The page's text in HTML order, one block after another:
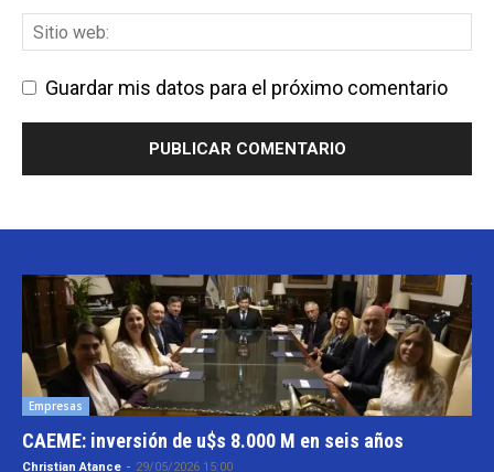
Guardar mis datos para el próximo comentario
Empresas
CAEME: inversión de u$s 8.000 M en seis años
Christian Atance - 29/05/2026 15:00